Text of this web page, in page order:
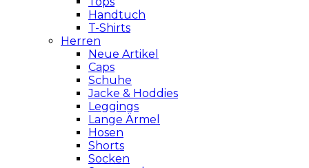
Handtuch
T-Shirts
Herren
Neue Artikel
Caps
Schuhe
Jacke & Hoddies
Leggings
Lange Ärmel
Hosen
Shorts
Socken